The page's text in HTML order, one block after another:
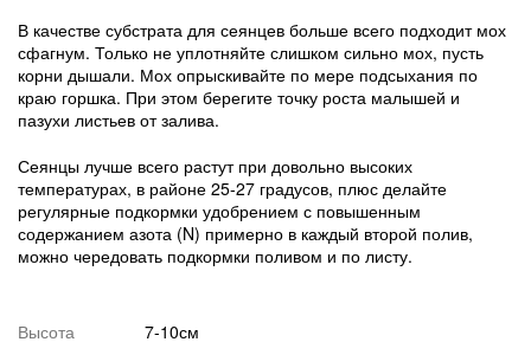
В качестве субстрата для сеянцев больше всего подходит мох
сфагнум. Только не уплотняйте слишком сильно мох, пусть
корни дышали. Мох опрыскивайте по мере подсыхания по
краю горшка. При этом берегите точку роста малышей и
пазухи листьев от залива.
Сеянцы лучше всего растут при довольно высоких
температурах, в районе 25-27 градусов, плюс делайте
регулярные подкормки удобрением с повышенным
содержанием азота (N) примерно в каждый второй полив,
можно чередовать подкормки поливом и по листу.
Высота
7-10см